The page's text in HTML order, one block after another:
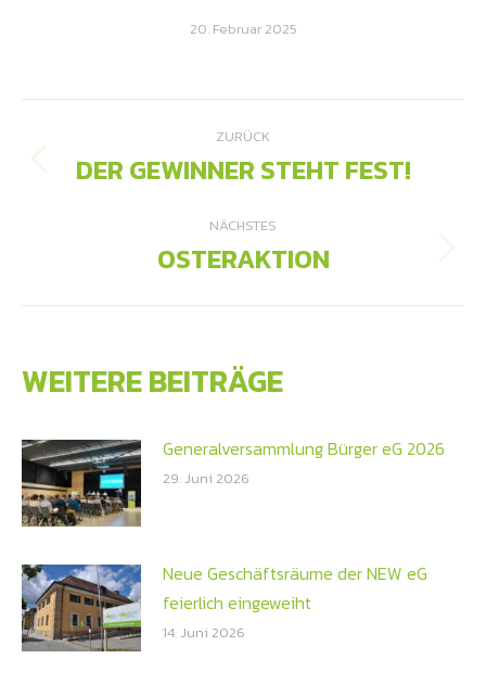
20. Februar 2025
KOMMENTARNAVIGATION
ZURÜCK
Vorheriger
DER GEWINNER STEHT FEST!
NÄCHSTES
Nächster
OSTERAKTION
WEITERE BEITRÄGE
Generalversammlung Bürger eG 2026
29. Juni 2026
Neue Geschäftsräume der NEW eG
feierlich eingeweiht
14. Juni 2026